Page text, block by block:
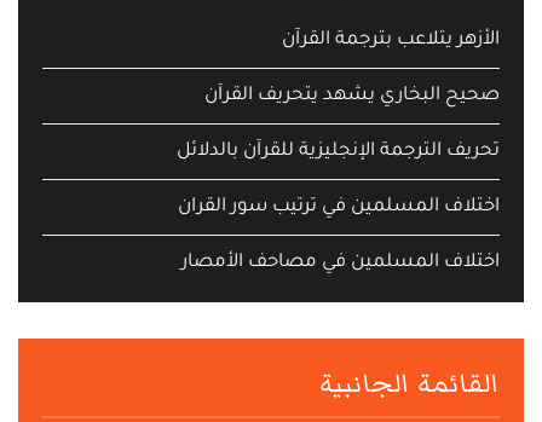
الأزهر يتلاعب بترجمة القرآن
صحيح البخاري يشهد يتحريف القرآن
تحريف الترجمة الإنجليزية للقرآن بالدلائل
اختلاف المسلمين في ترتيب سور القران
اختلاف المسلمين في مصاحف الأمصار
القائمة الجانبية